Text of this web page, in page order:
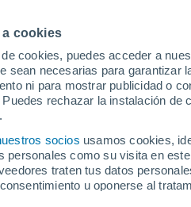
a cookies
cookies, puedes acceder a
sean necesarias para garantizar
ni para mostrar publicidad o
rechazar la instalación
socios usamos cookies,
personales como su visita en
traten tus datos
u oponerse al
Trujillo